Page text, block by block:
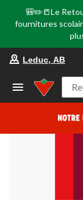
🎒✏️📒Le
fournitures
Leduc, AB